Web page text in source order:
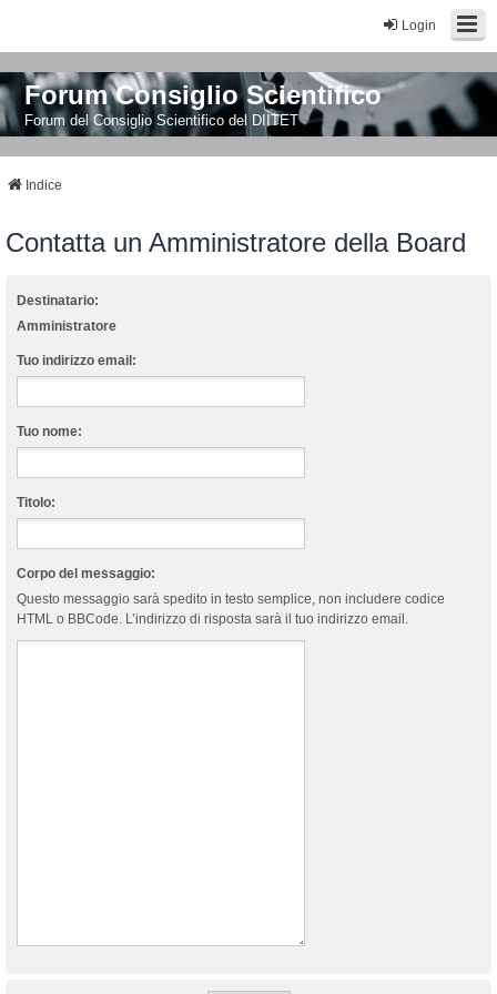
Login
Forum Consiglio Scientifico
Forum del Consiglio Scientifico del DIITET
Indice
Contatta un Amministratore della Board
Destinatario:
Amministratore
Tuo indirizzo email:
Tuo nome:
Titolo:
Corpo del messaggio:
Questo messaggio sarà spedito in testo semplice, non includere codice
HTML o BBCode. L’indirizzo di risposta sarà il tuo indirizzo email.